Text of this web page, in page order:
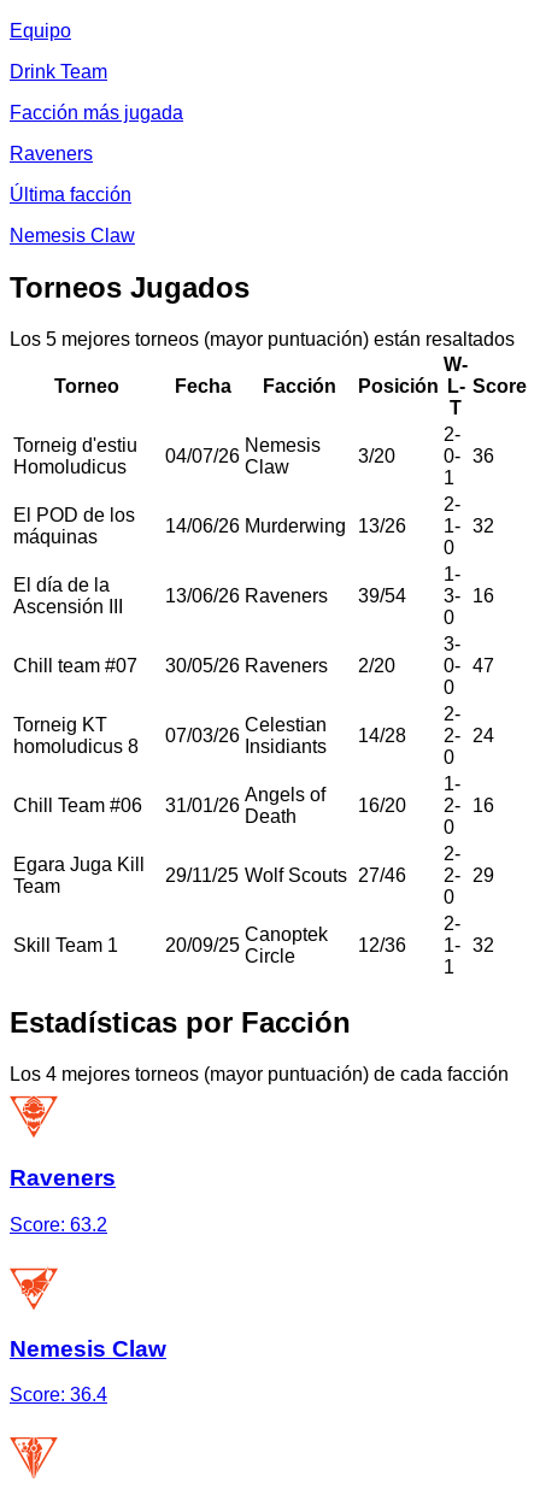
Equipo
Drink Team
Facción más jugada
Raveners
Última facción
Nemesis Claw
Torneos Jugados
Los 5 mejores torneos (mayor puntuación) están resaltados
Torneo Fecha Facción Posición
W-
L-
T
Score
Torneig d'estiu
Homoludicus
04/07/26
Nemesis
Claw
3/20
2-
0-
1
36
El POD de los
máquinas
14/06/26 Murderwing 13/26
2-
1-
0
32
El día de la
Ascensión III
13/06/26 Raveners 39/54
1-
3-
0
16
Chill team #07 30/05/26 Raveners 2/20
3-
0-
0
47
Torneig KT
homoludicus 8
07/03/26
Celestian
Insidiants
14/28
2-
2-
0
24
Chill Team #06 31/01/26
Angels of
Death
16/20
1-
2-
0
16
Egara Juga Kill
Team
29/11/25 Wolf Scouts 27/46
2-
2-
0
29
Skill Team 1 20/09/25
Canoptek
Circle
12/36
2-
1-
1
32
Estadísticas por Facción
Los 4 mejores torneos (mayor puntuación) de cada facción
Raveners
Score: 63.2
Nemesis Claw
Score: 36.4